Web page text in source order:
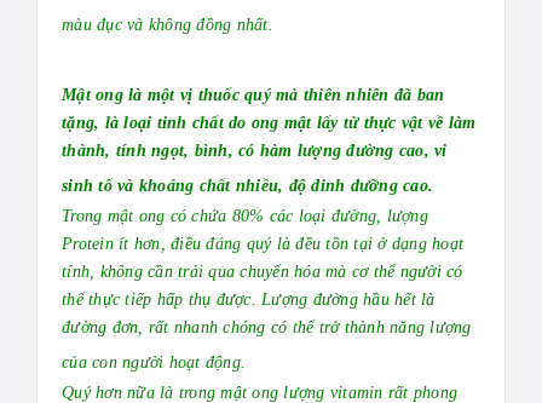
màu đục và không đồng nhất.
Mật ong là một vị thuốc quý mà thiên nhiên đã ban
tặng, là loại tinh chất do ong mật lấy từ thực vật về làm
thành, tính ngọt, bình, có hàm lượng đường cao, vi
sinh tố và khoáng chất nhiều, độ dinh dưỡng cao.
Trong mật ong có chứa 80% các loại đường, lượng
Protein ít hơn, điều đáng quý là đều tồn tại ở dạng hoạt
tính, không cần trải qua chuyển hóa mà cơ thể người có
thể thực tiếp hấp thụ được. Lượng đường hầu hết là
đường đơn, rất nhanh chóng có thể trở thành năng lượng
của con người hoạt động.
Quý hơn nữa là trong mật ong lượng vitamin rất phong